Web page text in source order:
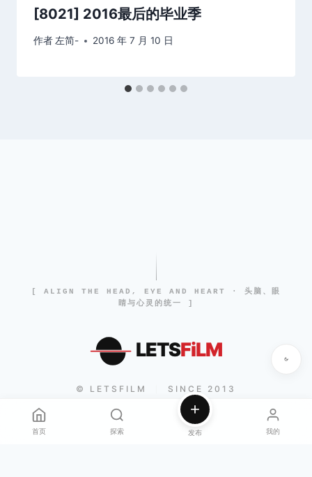
[8021] 2016最后的毕业季
作者左简- 2016 年 7 月 10 日
[ ALIGN THE HEAD, EYE AND HEART · 头脑、眼
睛与心灵的统一 ]
LETSFiLM
© LETSFILM SINCE 2013
首页 探索 发布 我的